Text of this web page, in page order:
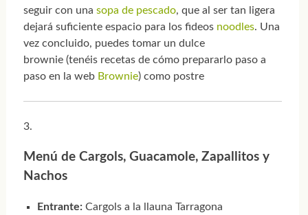
seguir con una sopa de pescado, que al ser tan ligera
dejará suficiente espacio para los fideos noodles. Una
vez concluido, puedes tomar un dulce
brownie (tenéis recetas de cómo prepararlo paso a
paso en la web Brownie) como postre
Menú de Cargols, Guacamole, Zapallitos y
Nachos
Entrante: Cargols a la llauna Tarragona